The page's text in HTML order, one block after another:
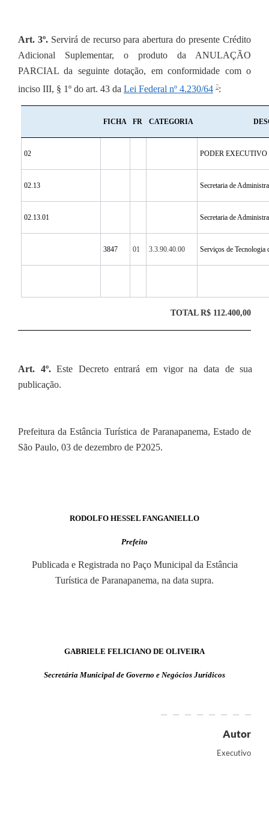
Art. 3º.Servirá de recurso para abertura do presente Crédito
Adicional Suplementar, o produto da ANULAÇÃO
PARCIAL da seguinte dotação, em conformidade com o
inciso III, § 1º do art. 43 da Lei Federal nº 4.230/64 :
FICHA FR CATEGORIA
02 PODER EXECUTIVO
02.13 Secretaria de
02.13.01 Secretaria de
3847 01 3.3.90.40.00 Serviços de Tecnologia
TOTAL R$ 112.400,00
Art. 4º.Este Decreto entrará em vigor na data de sua
publicação.
Prefeitura da Estância Turística de Paranapanema, Estado de
São Paulo, 03 de dezembro de P2025.
RODOLFO HESSEL FANGANIELLO
Prefeito
Publicada e Registrada no Paço Municipal da Estância
Turística de Paranapanema, na data supra.
GABRIELE FELICIANO DE OLIVEIRA
Secretária Municipal de Governo e Negócios Jurídicos
Autor
Executivo